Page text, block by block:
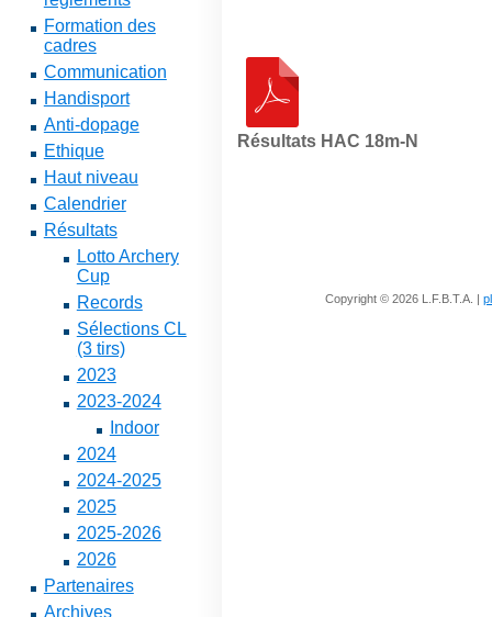
Formation des
cadres
Communication
Handisport
Anti-dopage
Ethique
Haut niveau
Calendrier
Résultats
Lotto Archery
Cup
Records
Sélections CL
(3 tirs)
2023
2023-2024
Indoor
2024
2024-2025
2025
2025-2026
2026
Partenaires
Archives
Résultats HAC 18m-N
Copyright © 2026 L.F.B.T.A. |